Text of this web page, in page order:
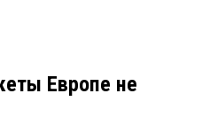
Европе не